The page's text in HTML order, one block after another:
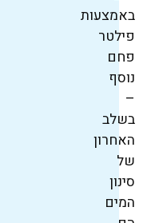
באמצעות
פילטר
פחם
נוסף
–
בשלב
האחרון
של
סינון
המים